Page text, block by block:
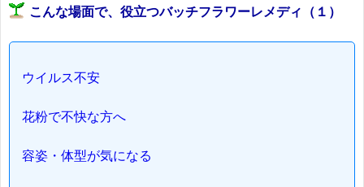
こんな場面で、役立つバッチフラワーレメディ（１）
ウイルス不安
花粉で不快な方へ
容姿・体型が気になる